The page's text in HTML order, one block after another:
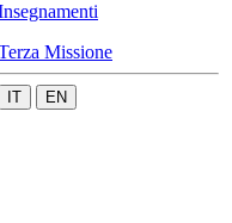
Missione
IT EN